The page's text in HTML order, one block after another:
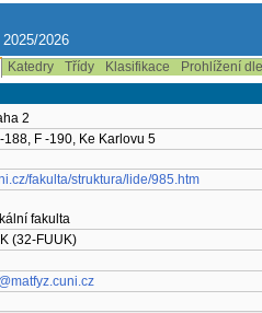
2026
Katedry Třídy Klasifikace Prohlížení
2
188, F -190, Ke Karlovu 5
fakulta/struktura/lide/985.htm
fakulta
(32-FUUK)